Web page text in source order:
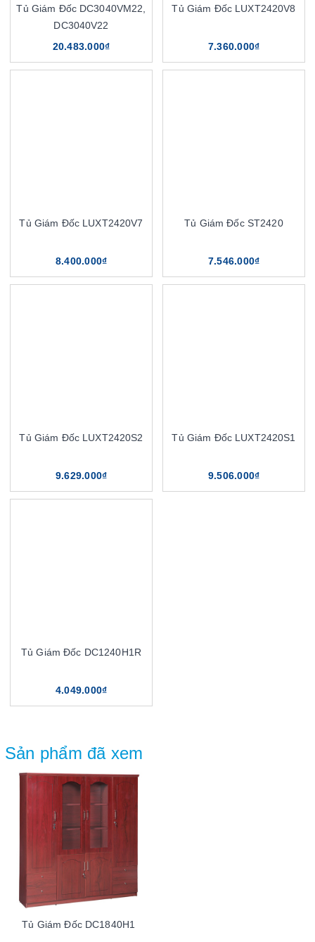
Tủ Giám Đốc DC3040VM22,
DC3040V22
20.483.000₫
Tủ Giám Đốc LUXT2420V8
7.360.000₫
Tủ Giám Đốc LUXT2420V7
8.400.000₫
Tủ Giám Đốc ST2420
7.546.000₫
Tủ Giám Đốc LUXT2420S2
9.629.000₫
Tủ Giám Đốc LUXT2420S1
9.506.000₫
Tủ Giám Đốc DC1240H1R
4.049.000₫
Sản phẩm đã xem
Tủ Giám Đốc DC1840H1